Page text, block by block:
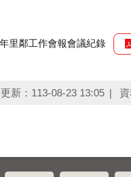
里鄰工作會報會議紀錄
新：113-08-23 13:05